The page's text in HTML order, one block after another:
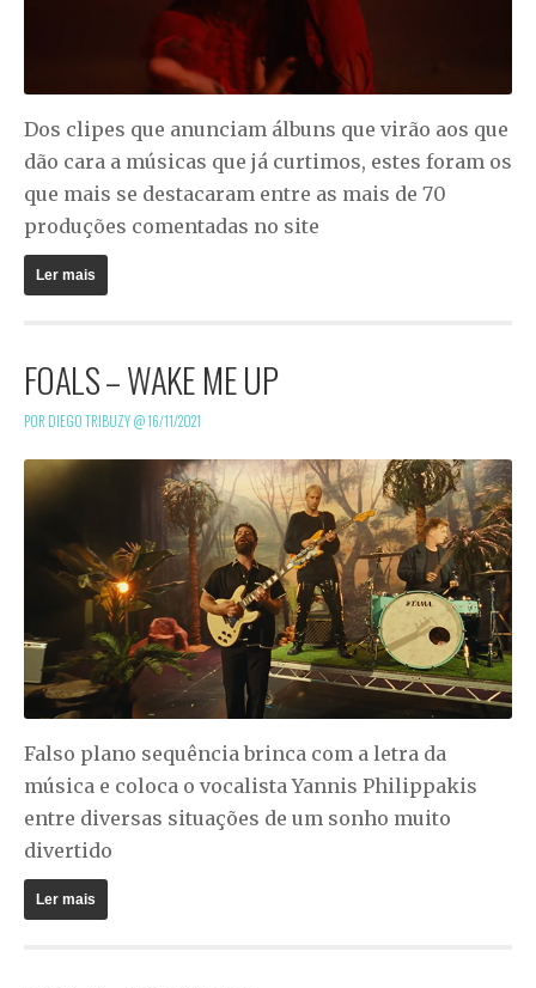
Dos clipes que anunciam álbuns que virão aos que
dão cara a músicas que já curtimos, estes foram os
que mais se destacaram entre as mais de 70
produções comentadas no site
Ler mais
FOALS – WAKE ME UP
POR DIEGO TRIBUZY @16/11/2021
Falso plano sequência brinca com a letra da
música e coloca o vocalista Yannis Philippakis
entre diversas situações de um sonho muito
divertido
Ler mais